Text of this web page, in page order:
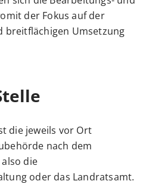
der Fokus auf der
breitflächigen Umsetzung
die jeweils vor Ort
nach dem
die
oder das Landratsamt.